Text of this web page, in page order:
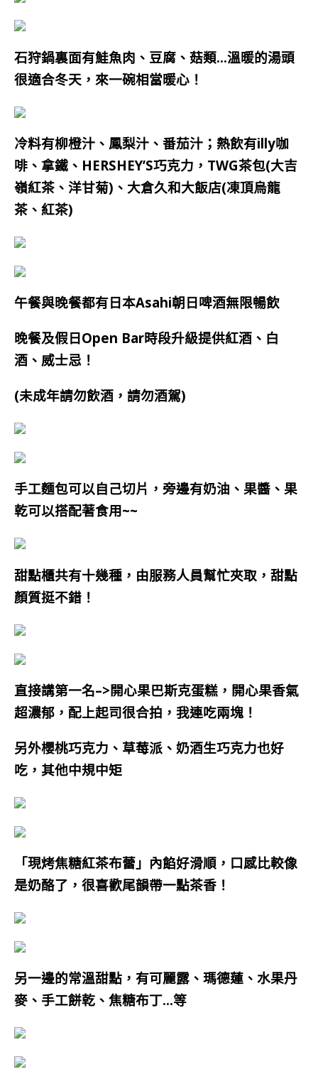
石狩鍋裏面有鮭魚肉、豆腐、菇類…溫暖的湯頭
很適合冬天，來一碗相當暖心！
冷料有柳橙汁、鳳梨汁、番茄汁； 熱飲有illy咖
啡、拿鐵、HERSHEY’S巧克力，TWG茶包(大吉
嶺紅茶、洋甘菊)、大倉久和大飯店(凍頂烏龍
茶、紅茶)
午餐與晚餐都有日本Asahi朝日啤酒無限暢飲
晚餐及假日Open Bar時段升級提供紅酒、白
酒、威士忌！
(未成年請勿飲酒，請勿酒駕)
手工麵包可以自己切片，旁邊有奶油、果醬、果
乾可以搭配著食用~~
甜點櫃共有十幾種，由服務人員幫忙夾取，甜點
顏質挺不錯！
直接講第一名–>開心果巴斯克蛋糕，開心果香氣
超濃郁，配上起司很合拍，我連吃兩塊！
另外櫻桃巧克力、草莓派、奶酒生巧克力也好
吃，其他中規中矩
「現烤焦糖紅茶布蕾」內餡好滑順，口感比較像
是奶酪了， 很喜歡尾韻帶一點茶香！
另一邊的常溫甜點，有可麗露、瑪德蓮、水果丹
麥、手工餅乾、焦糖布丁…等